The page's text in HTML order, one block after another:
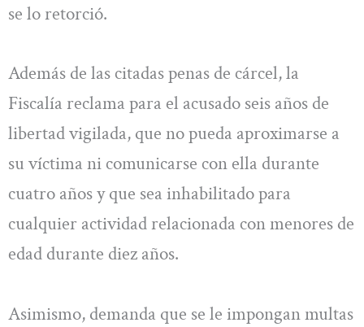
se lo retorció.
Además de las citadas penas de cárcel, la
Fiscalía reclama para el acusado seis años de
libertad vigilada, que no pueda aproximarse a
su víctima ni comunicarse con ella durante
cuatro años y que sea inhabilitado para
cualquier actividad relacionada con menores de
edad durante diez años.
Asimismo, demanda que se le impongan multas